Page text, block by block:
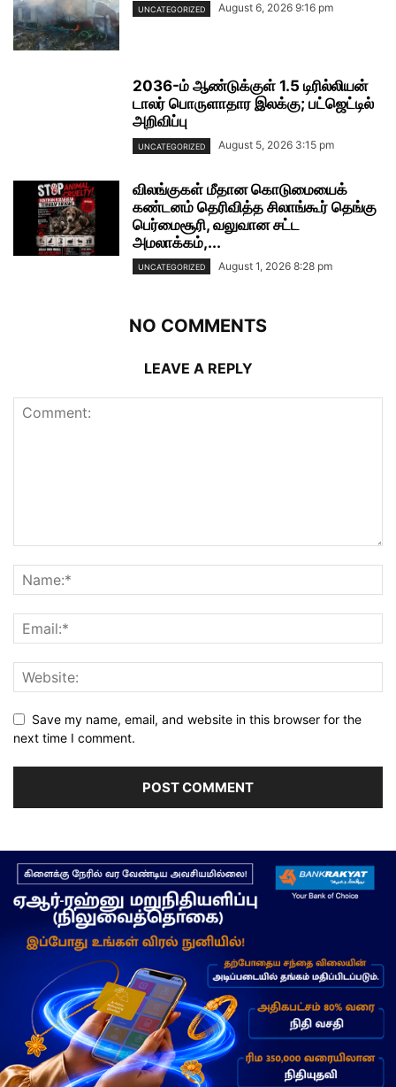
UNCATEGORIZED August 6, 2026 9:16 pm
2036-ம் ஆண்டுக்குள் 1.5 டிரில்லியன்
டாலர் பொருளாதார இலக்கு; பட்ஜெட்டில்
அறிவிப்பு
UNCATEGORIZED August 5, 2026 3:15 pm
விலங்குகள் மீதான கொடுமையைக்
கண்டனம் தெரிவித்த சிலாங்கூர் தெங்கு
பெர்மைசூரி, வலுவான சட்ட
அமலாக்கம்,...
UNCATEGORIZED August 1, 2026 8:28 pm
NO COMMENTS
LEAVE A REPLY
Save my name, email, and website in this browser for the
next time I comment.